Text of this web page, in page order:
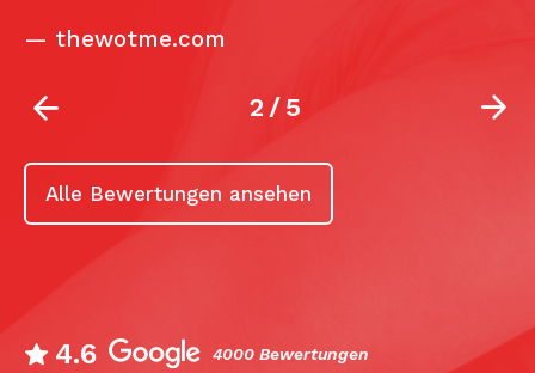
— thewotme.com
2/5
Alle Bewertungen ansehen
4.6 4000 Bewertungen